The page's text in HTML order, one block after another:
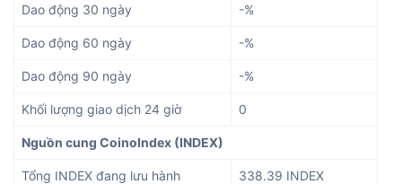
Dao động 30 ngày -%
Dao động 60 ngày -%
Dao động 90 ngày -%
Khối lượng giao dịch 24 giờ 0
Nguồn cung CoinoIndex (INDEX)
Tổng INDEX đang lưu hành 338.39 INDEX